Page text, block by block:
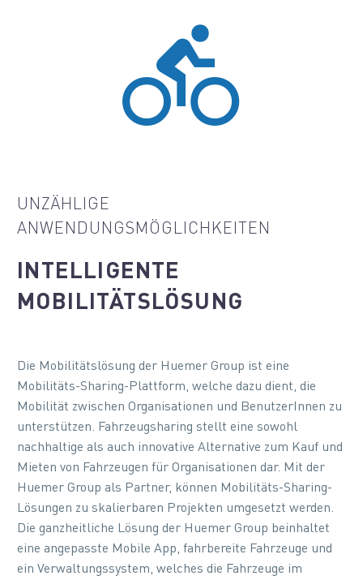


UNZÄHLIGE
ANWENDUNGSMÖGLICHKEITEN
INTELLIGENTE
MOBILITÄTSLÖSUNG
Die Mobilitätslösung der Huemer Group ist eine
Mobilitäts-Sharing-Plattform, welche dazu dient, die
Mobilität zwischen Organisationen und BenutzerInnen zu
unterstützen. Fahrzeugsharing stellt eine sowohl
nachhaltige als auch innovative Alternative zum Kauf und
Mieten von Fahrzeugen für Organisationen dar. Mit der
Huemer Group als Partner, können Mobilitäts-Sharing-
Lösungen zu skalierbaren Projekten umgesetzt werden.
Die ganzheitliche Lösung der Huemer Group beinhaltet
eine angepasste Mobile App, fahrbereite Fahrzeuge und
ein Verwaltungssystem, welches die Fahrzeuge im